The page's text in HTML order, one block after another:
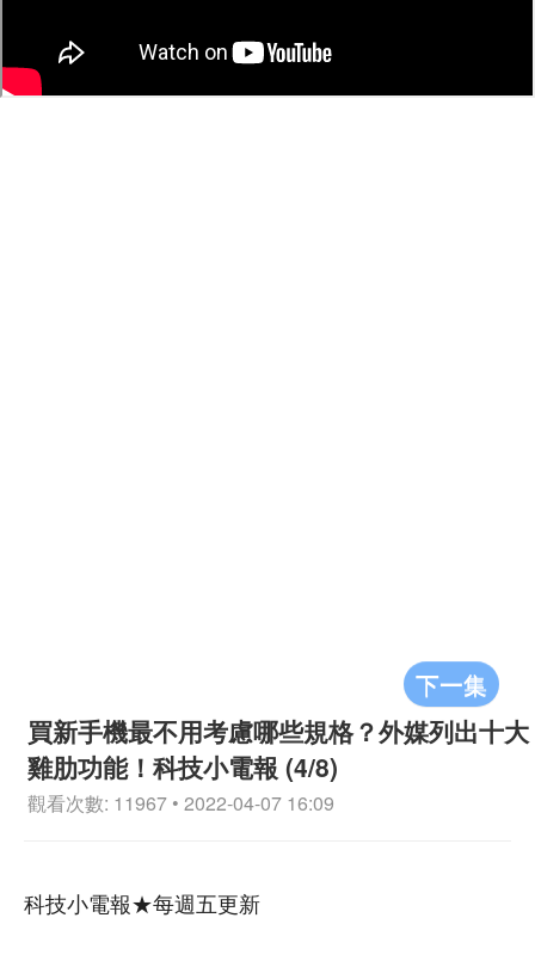
下一集
買新手機最不用考慮哪些規格？外媒列出十大
雞肋功能！科技小電報 (4/8)
觀看次數: 11967 • 2022-04-07 16:09
科技小電報★每週五更新